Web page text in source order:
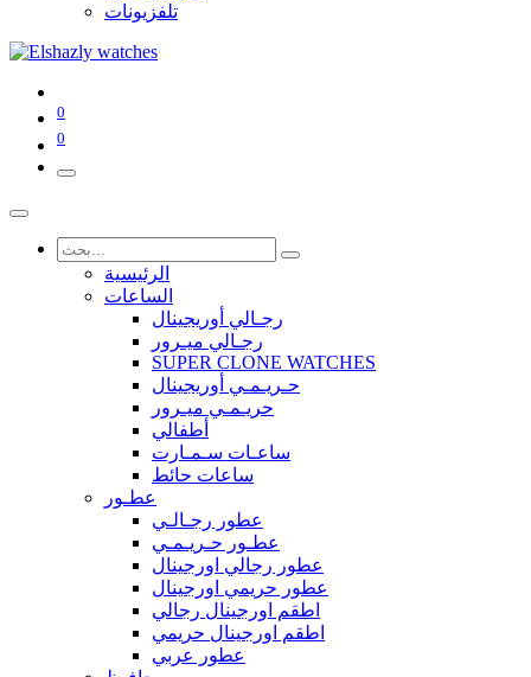
تلفزيونات
0
0
الرئيسية
الساعات
رجـالي أوريجينال
رجـالي ميـرور
SUPER CLONE WATCHES
حـريـمـي أوريجينال
حريـمـي ميـرور
أطفالي
ساعـات سـمـارت
ساعات حائط
عطـور
عطور رجـالـي
عطـور حـريـمـي
عطور رجالي اورجينال
عطور حريمي اورجينال
اطقم اورجينال رجالي
اطقم اورجينال حريمي
عطور عربي